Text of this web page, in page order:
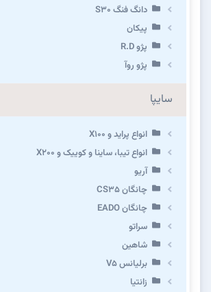
دانگ فنگ S30
پیکان
پژو R.D
پژو روآ
سایپا
انواع پراید و X100
انواع تیبا، ساینا و کوییک و X200
آریو
چانگان CS35
چانگان EADO
سراتو
شاهین
برلیانس V5
زانتیا